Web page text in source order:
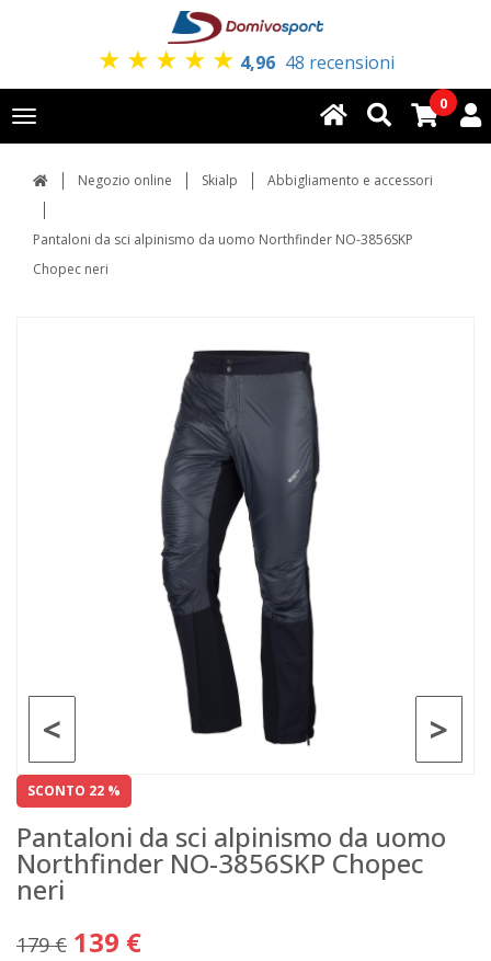
★ ★ ★ ★ ★ 4,96 48 recensioni
Toggle
navigation
0
Negozio online Skialp Abbigliamento e accessori
Pantaloni da sci alpinismo da uomo Northfinder NO-3856SKP
Chopec neri
>
<
SCONTO 22 %
Pantaloni da sci alpinismo da uomo
Northfinder NO-3856SKP Chopec
neri
179 € 139 €